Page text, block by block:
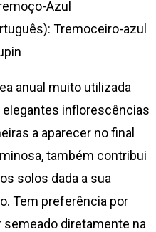
Azul
Tremoceiro-azul
anual muito utilizada
inflorescências
a aparecer no final
também contribui
solos dada a sua
Tem preferência por
diretamente na